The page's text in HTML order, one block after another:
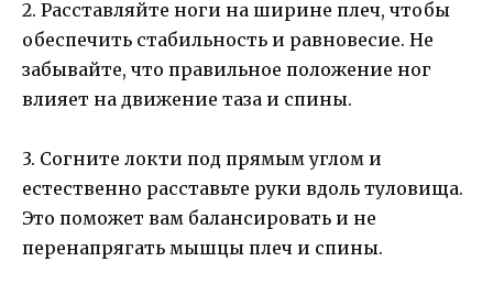
2. Расставляйте ноги на ширине плеч, чтобы
обеспечить стабильность и равновесие. Не
забывайте, что правильное положение ног
влияет на движение таза и спины.
3. Согните локти под прямым углом и
естественно расставьте руки вдоль туловища.
Это поможет вам балансировать и не
перенапрягать мышцы плеч и спины.